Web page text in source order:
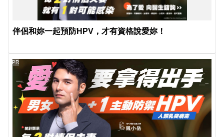
伴侶和妳一起預防HPV，才有資格說愛妳！
PR